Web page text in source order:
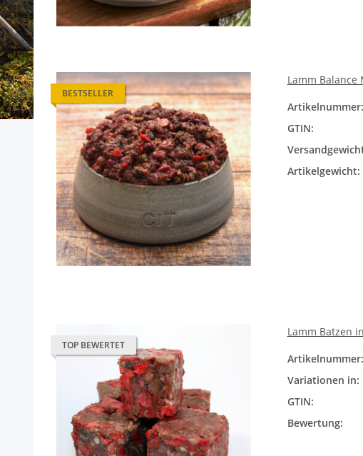
BESTSELLER
Lamm Balance
Artikelnummer:
GTIN:
Artikelgewicht:
TOP BEWERTET
Lamm Batzen
Artikelnummer:
Variationen in:
GTIN:
Bewertung: